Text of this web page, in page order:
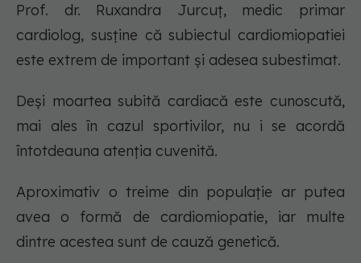
Prof. dr. Ruxandra Jurcuț, medic primar
cardiolog, susține că subiectul cardiomiopatiei
este extrem de important și adesea subestimat.
Deși moartea subită cardiacă este cunoscută,
mai ales în cazul sportivilor, nu i se acordă
întotdeauna atenția cuvenită.
Aproximativ o treime din populație ar putea
avea o formă de cardiomiopatie, iar multe
dintre acestea sunt de cauză genetică.